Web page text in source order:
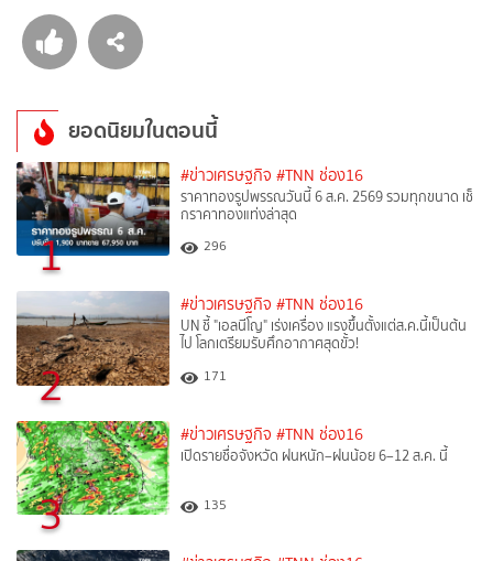
ยอดนิยมในตอนนี้
1
#ข่าวเศรษฐกิจ #TNN ช่อง16
ราคาทองรูปพรรณวันนี้ 6 ส.ค. 2569 รวมทุกขนาด เช็
กราคาทองแท่งล่าสุด
296
2
#ข่าวเศรษฐกิจ #TNN ช่อง16
UN ชี้ "เอลนีโญ" เร่งเครื่อง แรงขึ้นตั้งแต่ส.ค.นี้เป็นต้น
ไป โลกเตรียมรับศึกอากาศสุดขั้ว!
171
3
#ข่าวเศรษฐกิจ #TNN ช่อง16
เปิดรายชื่อจังหวัด ฝนหนัก–ฝนน้อย 6–12 ส.ค. นี้
135